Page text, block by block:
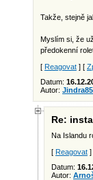
Takže, stejně
Myslím si, že
předokenní
[ Reagovat ] [
Datum:
Autor:
Re:
Na Islandu
[ Reagovat ]
Datum:
Autor: